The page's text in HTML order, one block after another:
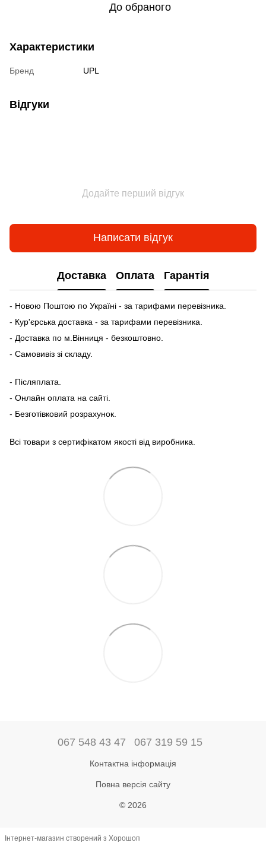
До обраного
Характеристики
Бренд UPL
Відгуки
Додайте перший відгук
Написати відгук
Доставка Оплата Гарантія
- Новою Поштою по Україні - за тарифами перевізника.
- Кур'єрська доставка - за тарифами перевізника.
- Доставка по м.Вінниця - безкоштовно.
- Самовивіз зі складу.
- Післяплата.
- Онлайн оплата на сайті.
- Безготівковий розрахунок.
Всі товари з сертифікатом якості від виробника.
067 548 43 47 067 319 59 15
Контактна інформація
Повна версія сайту
© 2026
Інтернет-магазин створений з Хорошоп